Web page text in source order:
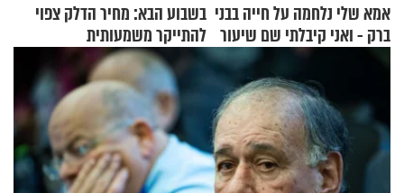
אמא שלי נלחמה על חייה בבני
ברק - ואני קיבלתי שם שיעור
בשבוע הבא: מחיר הדלק צפוי
להתייקר משמעותית